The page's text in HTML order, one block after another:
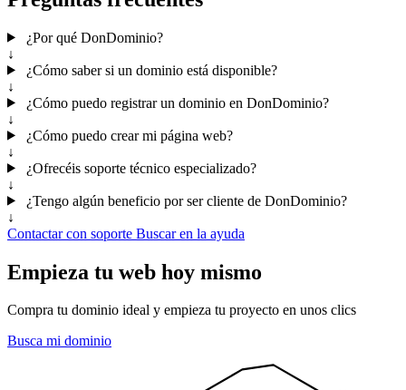
¿Por qué DonDominio?
↓
¿Cómo saber si un dominio está disponible?
↓
¿Cómo puedo registrar un dominio en DonDominio?
↓
¿Cómo puedo crear mi página web?
↓
¿Ofrecéis soporte técnico especializado?
↓
¿Tengo algún beneficio por ser cliente de DonDominio?
↓
Contactar con soporte Buscar en la ayuda
Empieza tu web hoy mismo
Compra tu dominio ideal y empieza tu proyecto en unos clics
Busca mi dominio